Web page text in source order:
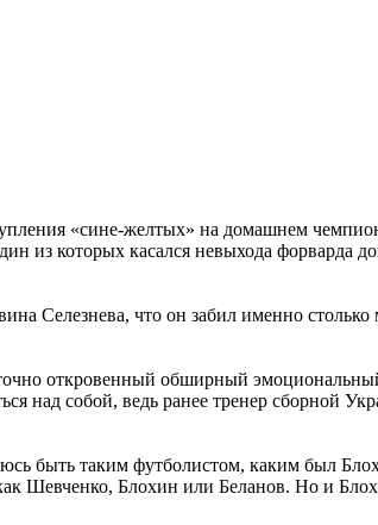
«сине-желтых» на домашнем
из которых касался невыхода форварда
Селезнева, что он забил именно
откровенный обширный
над собой, ведь ранее тренер сборной
быть таким футболистом, каким был
Шевченко, Блохин или Беланов. Но и